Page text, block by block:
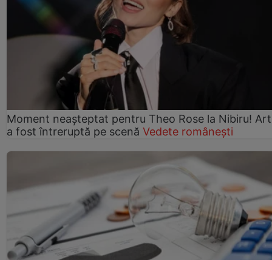
Moment neașteptat pentru Theo Rose la Nibiru!
a fost întreruptă pe scenă Vedete românești